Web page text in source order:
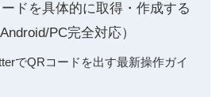
ドを具体的に取得・作成する
PC完全対応）
でQRコードを出す最新操作ガイ